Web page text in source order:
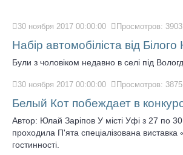
30 ноября 2017 00:00:00 Просмотров: 3903
Набір автомобіліста від Білого
Були з чоловіком недавно в селі під
30 ноября 2017 00:00:00 Просмотров: 3875
Белый Кот побеждает в
Автор: Юлай Заріпов У місті Уфі з 27 по
проходила П'ята спеціалізована виставка
гостинності.